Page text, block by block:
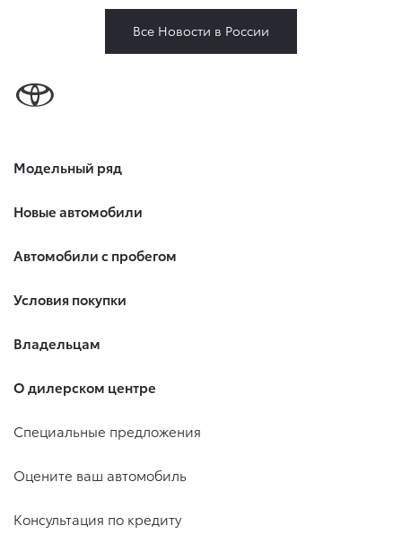
Все Новости в России
Модельный ряд
Новые автомобили
Автомобили с пробегом
Условия покупки
Владельцам
О дилерском центре
Специальные предложения
Оцените ваш автомобиль
Консультация по кредиту